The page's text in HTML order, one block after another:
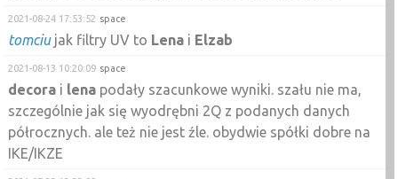
2021-08-24 17:53:52 space
tomciujak filtry UV to Lena i Elzab
2021-08-13 10:20:09 space
decora i lena podały szacunkowe wyniki. szału nie ma,
szczególnie jak się wyodrębni 2Q z podanych danych
półrocznych. ale też nie jest źle. obydwie spółki dobre na
IKE/IKZE